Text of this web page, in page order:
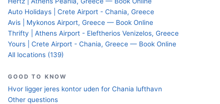
Auto Holidays | Crete Airport - Chania, Greece
Avis | Mykonos Airport, Greece — Book Online
Thrifty | Athens Airport - Eleftherios Venizelos, Greece
Yours | Crete Airport - Chania, Greece — Book Online
All locations (139)
GOOD TO KNOW
Hvor ligger jeres kontor uden for Chania lufthavn
Other questions